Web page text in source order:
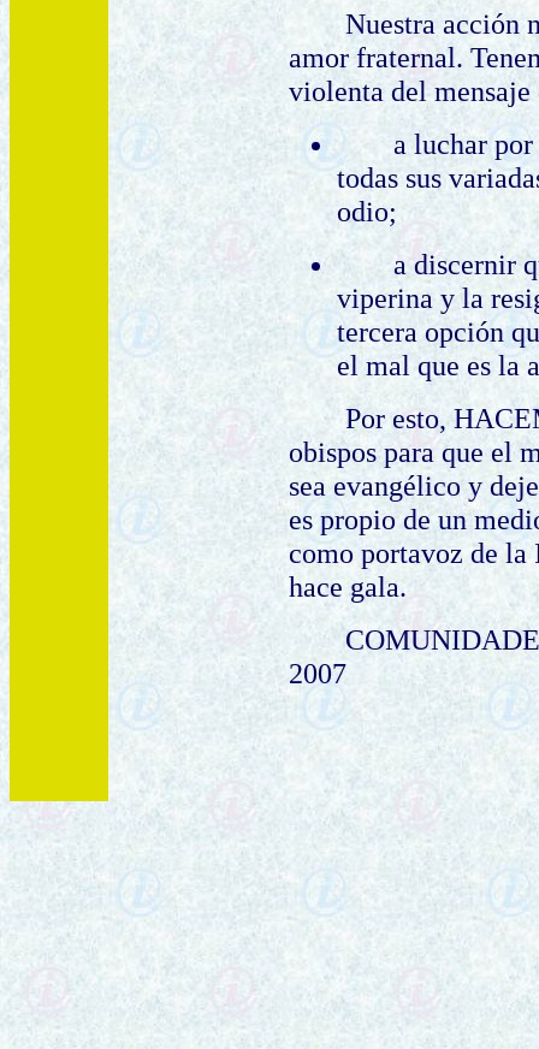
Nuestra acción
amor fraternal.
violenta del
a luchar
todas sus
odio;
a discernir
viperina y la
tercera opción
el mal que es la
Por esto,
obispos para que el
sea evangélico y
es propio de un
como portavoz de
hace gala.
2007